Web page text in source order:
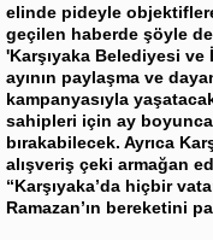
elinde pideyle
geçilen haberde şöyle
'Karşıyaka Belediyesi ve
ayının paylaşma ve
kampanyasıyla
sahipleri için ay boyunca
bırakabilecek. Ayrıca
alışveriş çeki armağan
“Karşıyaka’da hiçbir
Ramazan’ın bereketini